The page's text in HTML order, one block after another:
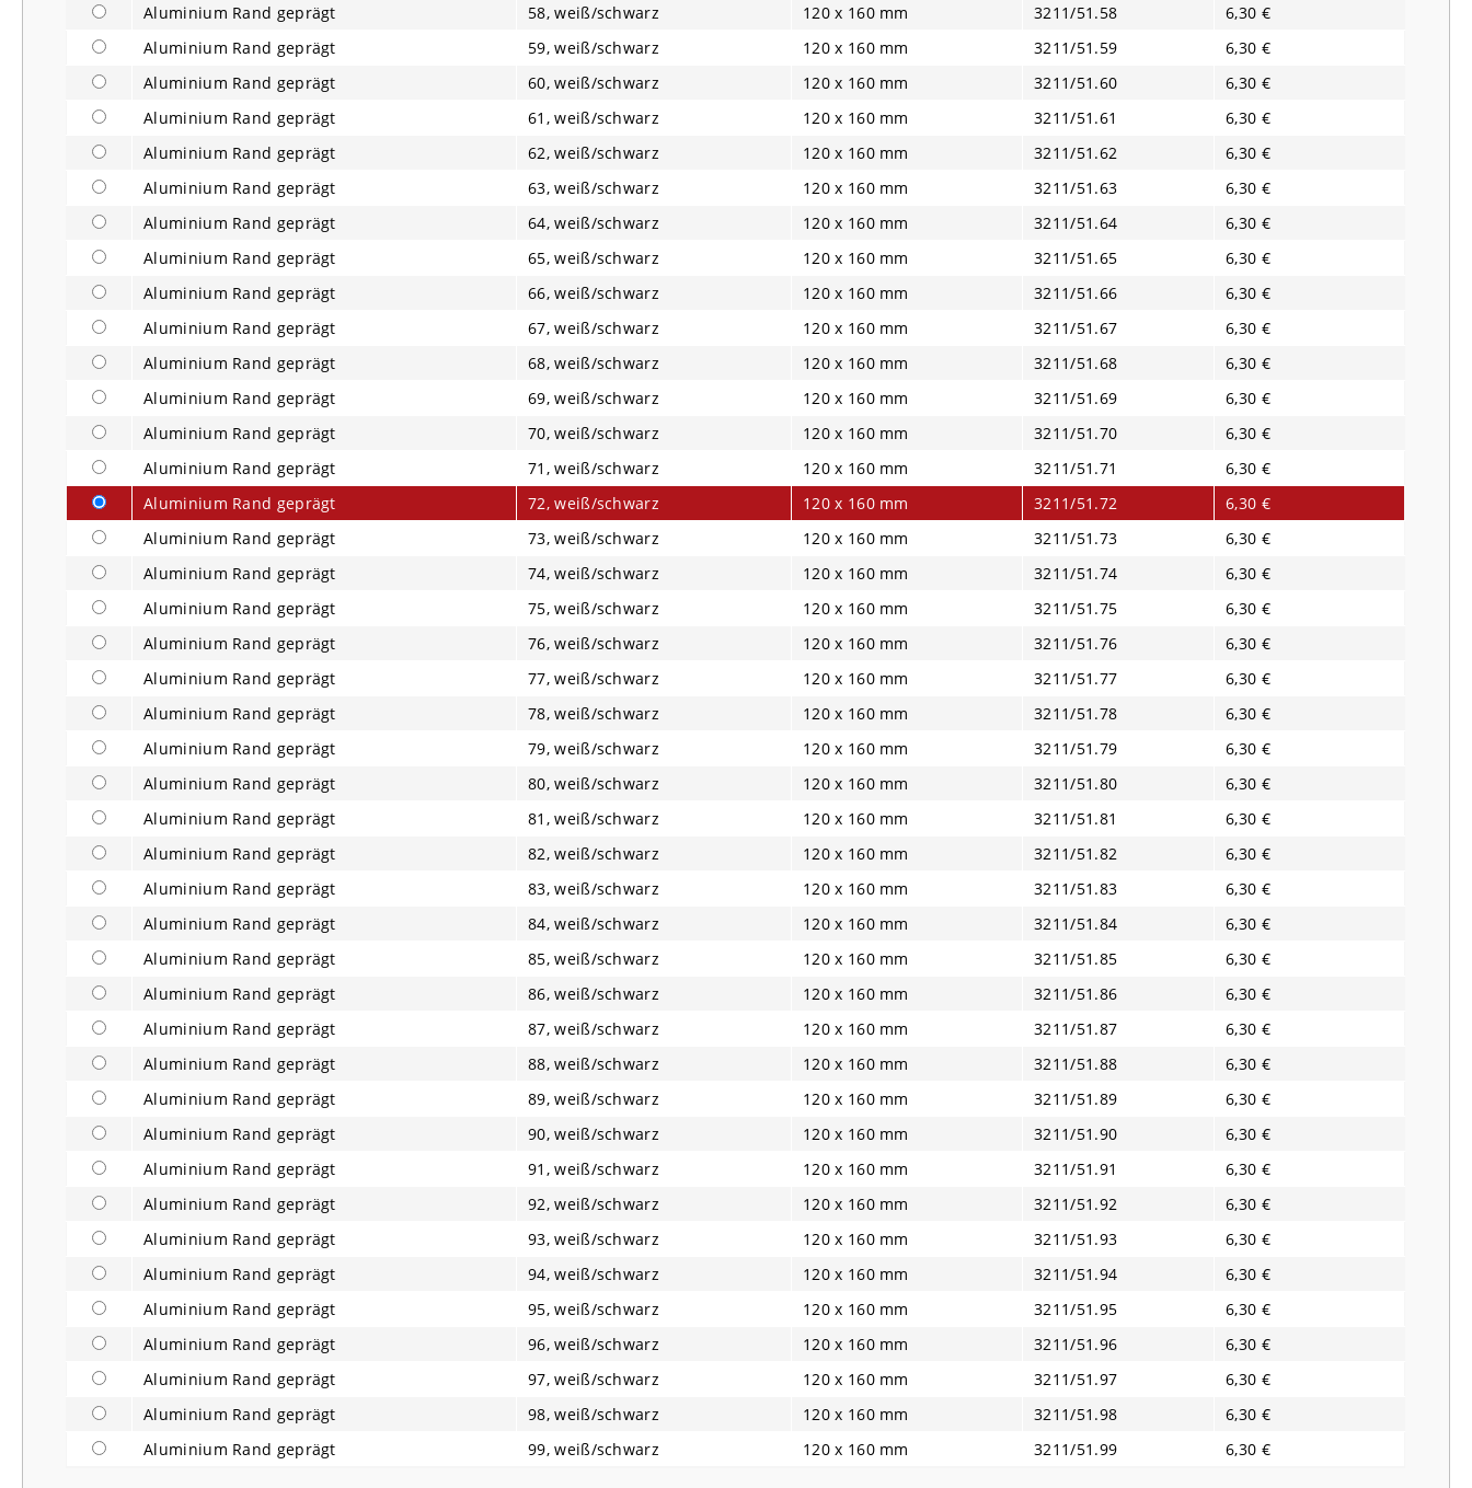
Aluminium Rand geprägt
58, weiß/schwarz 120 x 160 mm 3211/51.58
6,30 €
Aluminium Rand geprägt
59, weiß/schwarz 120 x 160 mm 3211/51.59
6,30 €
Aluminium Rand geprägt
60, weiß/schwarz 120 x 160 mm 3211/51.60
6,30 €
Aluminium Rand geprägt
61, weiß/schwarz 120 x 160 mm 3211/51.61
6,30 €
Aluminium Rand geprägt
62, weiß/schwarz 120 x 160 mm 3211/51.62
6,30 €
Aluminium Rand geprägt
63, weiß/schwarz 120 x 160 mm 3211/51.63
6,30 €
Aluminium Rand geprägt
64, weiß/schwarz 120 x 160 mm 3211/51.64
6,30 €
Aluminium Rand geprägt
65, weiß/schwarz 120 x 160 mm 3211/51.65
6,30 €
Aluminium Rand geprägt
66, weiß/schwarz 120 x 160 mm 3211/51.66
6,30 €
Aluminium Rand geprägt
67, weiß/schwarz 120 x 160 mm 3211/51.67
6,30 €
Aluminium Rand geprägt
68, weiß/schwarz 120 x 160 mm 3211/51.68
6,30 €
Aluminium Rand geprägt
69, weiß/schwarz 120 x 160 mm 3211/51.69
6,30 €
Aluminium Rand geprägt
70, weiß/schwarz 120 x 160 mm 3211/51.70
6,30 €
Aluminium Rand geprägt
71, weiß/schwarz 120 x 160 mm 3211/51.71
6,30 €
Aluminium Rand geprägt
72, weiß/schwarz 120 x 160 mm 3211/51.72
6,30 €
Aluminium Rand geprägt
73, weiß/schwarz 120 x 160 mm 3211/51.73
6,30 €
Aluminium Rand geprägt
74, weiß/schwarz 120 x 160 mm 3211/51.74
6,30 €
Aluminium Rand geprägt
75, weiß/schwarz 120 x 160 mm 3211/51.75
6,30 €
Aluminium Rand geprägt
76, weiß/schwarz 120 x 160 mm 3211/51.76
6,30 €
Aluminium Rand geprägt
77, weiß/schwarz 120 x 160 mm 3211/51.77
6,30 €
Aluminium Rand geprägt
78, weiß/schwarz 120 x 160 mm 3211/51.78
6,30 €
Aluminium Rand geprägt
79, weiß/schwarz 120 x 160 mm 3211/51.79
6,30 €
Aluminium Rand geprägt
80, weiß/schwarz 120 x 160 mm 3211/51.80
6,30 €
Aluminium Rand geprägt
81, weiß/schwarz 120 x 160 mm 3211/51.81
6,30 €
Aluminium Rand geprägt
82, weiß/schwarz 120 x 160 mm 3211/51.82
6,30 €
Aluminium Rand geprägt
83, weiß/schwarz 120 x 160 mm 3211/51.83
6,30 €
Aluminium Rand geprägt
84, weiß/schwarz 120 x 160 mm 3211/51.84
6,30 €
Aluminium Rand geprägt
85, weiß/schwarz 120 x 160 mm 3211/51.85
6,30 €
Aluminium Rand geprägt
86, weiß/schwarz 120 x 160 mm 3211/51.86
6,30 €
Aluminium Rand geprägt
87, weiß/schwarz 120 x 160 mm 3211/51.87
6,30 €
Aluminium Rand geprägt
88, weiß/schwarz 120 x 160 mm 3211/51.88
6,30 €
Aluminium Rand geprägt
89, weiß/schwarz 120 x 160 mm 3211/51.89
6,30 €
Aluminium Rand geprägt
90, weiß/schwarz 120 x 160 mm 3211/51.90
6,30 €
Aluminium Rand geprägt
91, weiß/schwarz 120 x 160 mm 3211/51.91
6,30 €
Aluminium Rand geprägt
92, weiß/schwarz 120 x 160 mm 3211/51.92
6,30 €
Aluminium Rand geprägt
93, weiß/schwarz 120 x 160 mm 3211/51.93
6,30 €
Aluminium Rand geprägt
94, weiß/schwarz 120 x 160 mm 3211/51.94
6,30 €
Aluminium Rand geprägt
95, weiß/schwarz 120 x 160 mm 3211/51.95
6,30 €
Aluminium Rand geprägt
96, weiß/schwarz 120 x 160 mm 3211/51.96
6,30 €
Aluminium Rand geprägt
97, weiß/schwarz 120 x 160 mm 3211/51.97
6,30 €
Aluminium Rand geprägt
98, weiß/schwarz 120 x 160 mm 3211/51.98
6,30 €
Aluminium Rand geprägt
99, weiß/schwarz 120 x 160 mm 3211/51.99 6,30 €